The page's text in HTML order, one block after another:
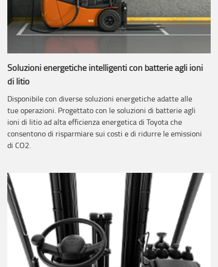
Soluzioni energetiche intelligenti con batterie agli ioni
di litio
Disponibile con diverse soluzioni energetiche adatte alle
tue operazioni. Progettato con le soluzioni di batterie agli
ioni di litio ad alta efficienza energetica di Toyota che
consentono di risparmiare sui costi e di ridurre le emissioni
di CO2.